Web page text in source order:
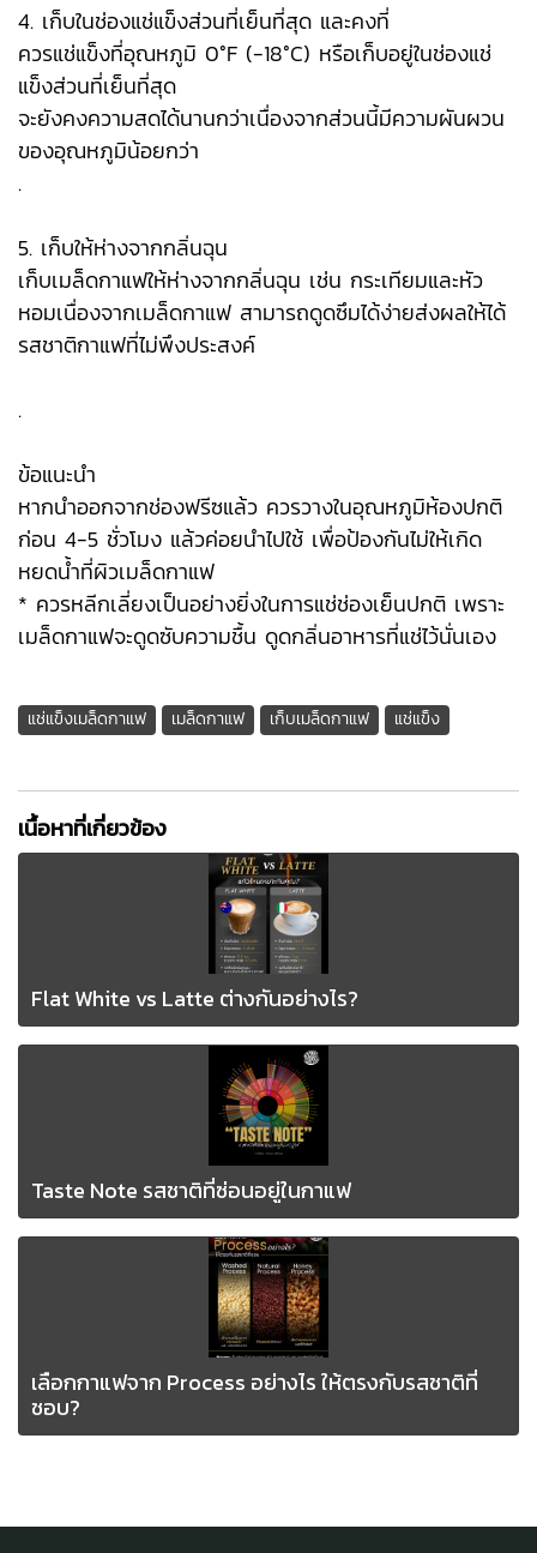
4. เก็บในช่องแช่แข็งส่วนที่เย็นที่สุด และคงที่
ควรแช่แข็งที่อุณหภูมิ 0°F (-18°C) หรือเก็บอยู่ในช่องแช่
แข็งส่วนที่เย็นที่สุด
จะยังคงความสดได้นานกว่าเนื่องจากส่วนนี้มีความผันผวน
ของอุณหภูมิน้อยกว่า
.
5. เก็บให้ห่างจากกลิ่นฉุน
เก็บเมล็ดกาแฟให้ห่างจากกลิ่นฉุน เช่น กระเทียมและหัว
หอมเนื่องจากเมล็ดกาแฟ สามารถดูดซึมได้ง่ายส่งผลให้ได้
รสชาติกาแฟที่ไม่พึงประสงค์
.
ข้อแนะนำ
หากนำออกจากช่องฟรีซแล้ว ควรวางในอุณหภูมิห้องปกติ
ก่อน 4-5 ชั่วโมง แล้วค่อยนำไปใช้ เพื่อป้องกันไม่ให้เกิด
หยดน้ำที่ผิวเมล็ดกาแฟ
* ควรหลีกเลี่ยงเป็นอย่างยิ่งในการแช่ช่องเย็นปกติ เพราะ
เมล็ดกาแฟจะดูดซับความชื้น ดูดกลิ่นอาหารที่แช่ไว้นั่นเอง
แช่แข็งเมล็ดกาแฟ เมล็ดกาแฟ เก็บเมล็ดกาแฟ แช่แข็ง
เนื้อหาที่เกี่ยวข้อง
Flat White vs Latte ต่างกันอย่างไร?
Taste Note รสชาติที่ซ่อนอยู่ในกาแฟ
เลือกกาแฟจาก Process อย่างไร ให้ตรงกับรสชาติที่
ชอบ? ️